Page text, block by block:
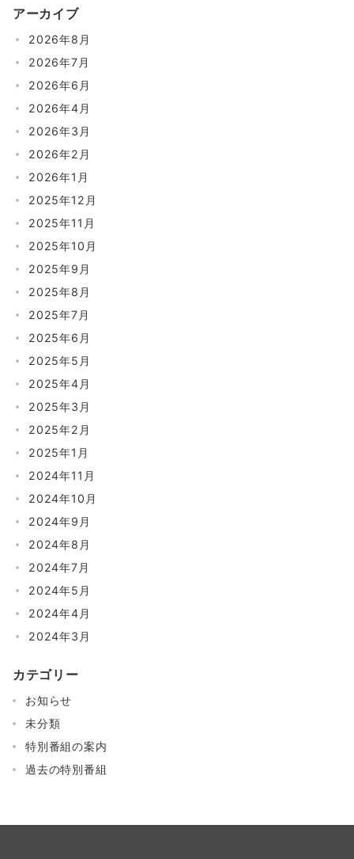
アーカイブ
2026年8月
2026年7月
2026年6月
2026年4月
2026年3月
2026年2月
2026年1月
2025年12月
2025年11月
2025年10月
2025年9月
2025年8月
2025年7月
2025年6月
2025年5月
2025年4月
2025年3月
2025年2月
2025年1月
2024年11月
2024年10月
2024年9月
2024年8月
2024年7月
2024年5月
2024年4月
2024年3月
カテゴリー
お知らせ
未分類
特別番組の案内
過去の特別番組